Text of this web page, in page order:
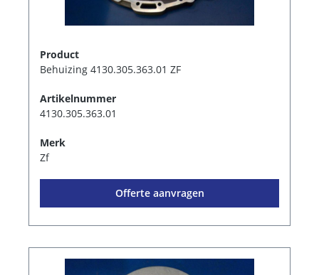
Product
Behuizing 4130.305.363.01 ZF
Artikelnummer
4130.305.363.01
Merk
Zf
Offerte aanvragen